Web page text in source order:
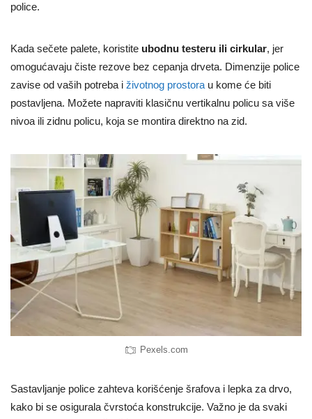
police.
Kada sečete palete, koristite ubodnu testeru ili cirkular, jer
omogućavaju čiste rezove bez cepanja drveta. Dimenzije police
zavise od vaših potreba i životnog prostorau kome će biti
postavljena. Možete napraviti klasičnu vertikalnu policu sa više
nivoa ili zidnu policu, koja se montira direktno na zid.
Pexels.com
Sastavljanje police zahteva korišćenje šrafova i lepka za drvo,
kako bi se osigurala čvrstoća konstrukcije. Važno je da svaki